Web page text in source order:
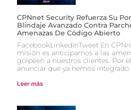
CPNnet Security Refuerza Su
Blindaje Avanzado Contra
Amenazas De Código Abierto
FacebookLinkedInTweet En
misión es anticiparnos a las
golpeen a nuestros clientes. Por
anunciar que ya hemos integrado
Leer más